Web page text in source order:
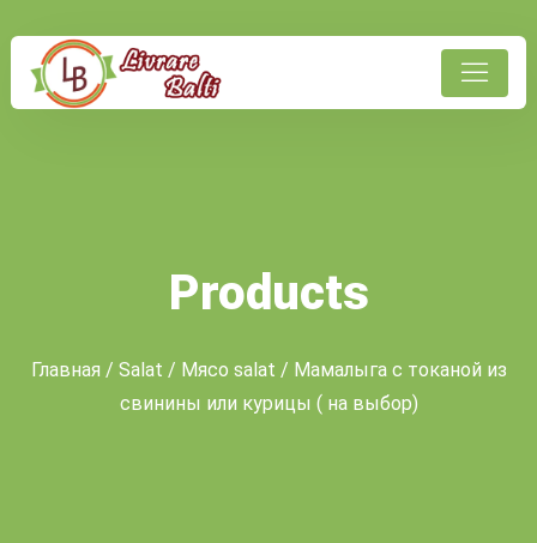
Products
Главная / Salat / Мясо salat / Мамалыга с токаной из
свинины или курицы ( на выбор)